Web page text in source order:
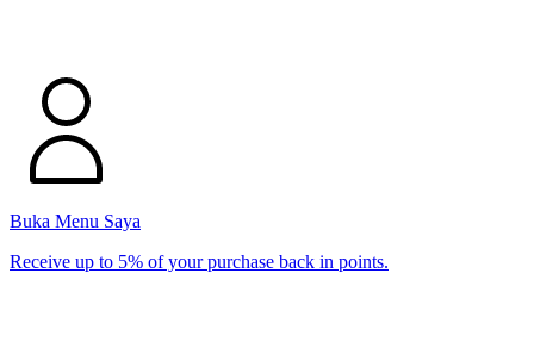
Buka Menu Saya
Receive up to 5% of your purchase back in points.